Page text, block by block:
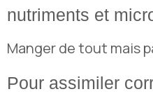
nutriments et
Manger de tout mais
Pour assimiler